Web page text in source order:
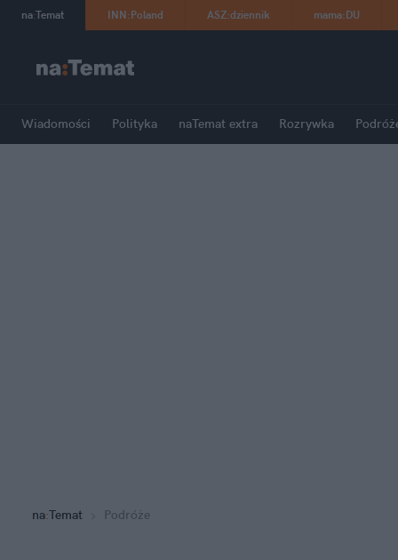
na:Temat INN:Poland ASZ:dziennik mama:DU
Wiadomości Polityka naTemat extra Rozrywka
na:Temat Podróże